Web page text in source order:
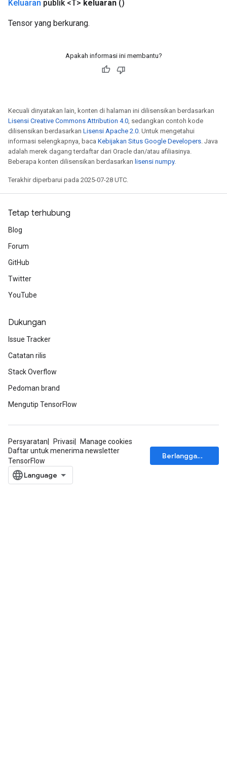
Keluaran publik <T> keluaran ()
Tensor yang berkurang.
Apakah informasi ini membantu?
Kecuali dinyatakan lain, konten di halaman ini dilisensikan berdasarkan
Lisensi Creative Commons Attribution 4.0, sedangkan contoh kode
dilisensikan berdasarkan Lisensi Apache 2.0. Untuk mengetahui
informasi selengkapnya, baca Kebijakan Situs Google Developers. Java
adalah merek dagang terdaftar dari Oracle dan/atau afiliasinya.
Beberapa konten dilisensikan berdasarkan lisensi numpy.
Terakhir diperbarui pada 2025-07-28 UTC.
Tetap terhubung
Blog
Forum
GitHub
Twitter
YouTube
Dukungan
Issue Tracker
Catatan rilis
Stack Overflow
Pedoman brand
Mengutip TensorFlow
Persyaratan Privasi
Manage cookies
Daftar untuk menerima newsletter
TensorFlow
Berlangganan